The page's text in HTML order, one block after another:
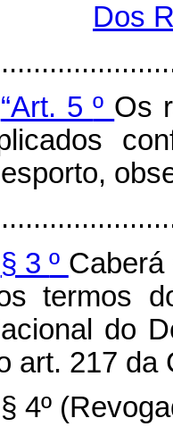
Dos
“Art. 5º Os
§ 3º
termos
do
art. 217 da
§ 4º